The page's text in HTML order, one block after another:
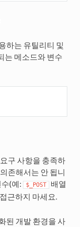
하는 유틸리티 및
는 메소드와 변수
구 사항을 충족하
존해서는 안 됩니
(예:
$_POST 배열
근하지 마세요.
된 개발 환경을 사